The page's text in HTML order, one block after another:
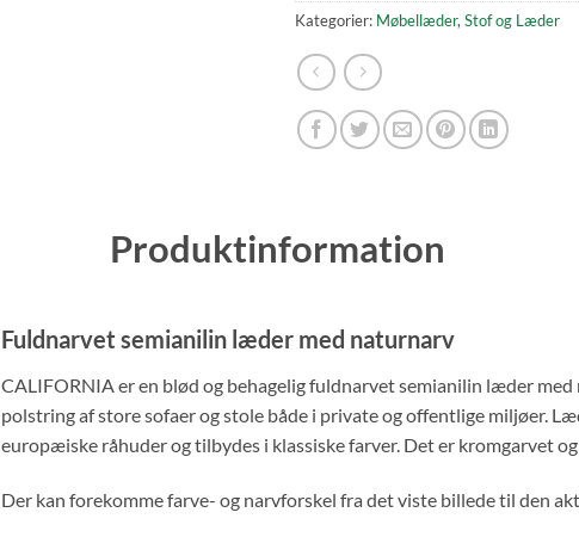
Kategorier: Møbellæder, Stof og Læder
Produktinformation
Fuldnarvet semianilin læder med naturnarv
CALIFORNIA er en blød og behagelig fuldnarvet semianilin læder
polstring af store sofaer og stole både i private og offentlige miljøer.
europæiske råhuder og tilbydes i klassiske farver. Det er kromgarvet
Der kan forekomme farve- og narvforskel fra det viste billede til den